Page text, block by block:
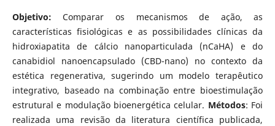
Objetivo: Comparar os mecanismos de ação, as
características fisiológicas e as possibilidades clínicas da
hidroxiapatita de cálcio nanoparticulada (nCaHA) e do
canabidiol nanoencapsulado (CBD-nano) no contexto da
estética regenerativa, sugerindo um modelo terapêutico
integrativo, baseado na combinação entre bioestimulação
estrutural e modulação bioenergética celular. Métodos: Foi
realizada uma revisão da literatura científica publicada,